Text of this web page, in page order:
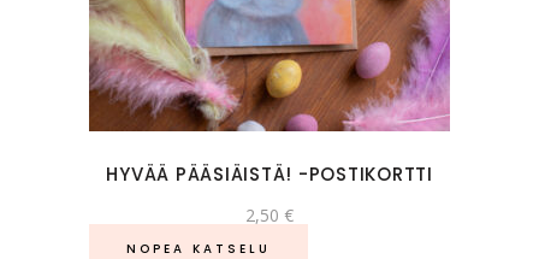
HYVÄÄ PÄÄSIÄISTÄ! -POSTIKORTTI
2,50 €
NOPEA KATSELU